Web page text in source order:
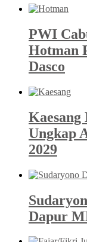
PWI
Hotman
Dasco
Ungkap
2029
Dapur